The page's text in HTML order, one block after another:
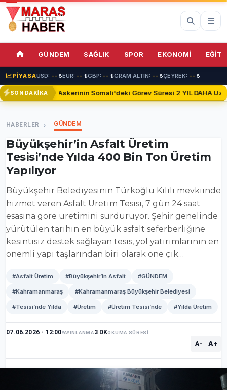
GÜNDEM SAĞLIK SPOR EKONOMİ
PİYASAUSD: -- ₺EUR: -- ₺GBP: -- ₺GRAM ALTIN: -- ₺ÇEYREK: -- ₺
SON DAKİKATürk Askerinin Somali'deki Görev Süresi 2 YIL DAHA
71%
HABERLER GÜNDEM
Büyükşehir’in Asfalt Üretim
Tesisi’nde Yılda 400 Bin Ton Üretim
Yapılıyor
Büyükşehir Belediyesinin Türkoğlu Kılılı mevkiinde
hizmet veren Asfalt Üretim Tesisi, 7 gün 24 saat
esasına göre üretimini sürdürüyor. Şehir genelinde
yürütülen tarihin en büyük asfalt seferberliğine
kesintisiz destek sağlayan tesis, yol yatırımlarının en
önemli yapı taşlarından biri olarak öne çık…
#Asfalt Üretim #Büyükşehir’in Asfalt #GÜNDEM
#Kahramanmaraş #Kahramanmaraş Büyükşehir Belediyesi
#Tesisi’nde Yılda #Üretim #Üretim Tesisi’nde #Yılda Üretim
07.06.2026 - 12:00YAYINLANMA3 DKOKUMA SÜRESİ
A- A+